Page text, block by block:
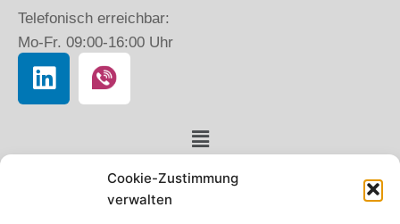
Cookie-Zustimmung
verwalten
Telefonisch erreichbar:
Mo-Fr. 09:00-16:00 Uhr